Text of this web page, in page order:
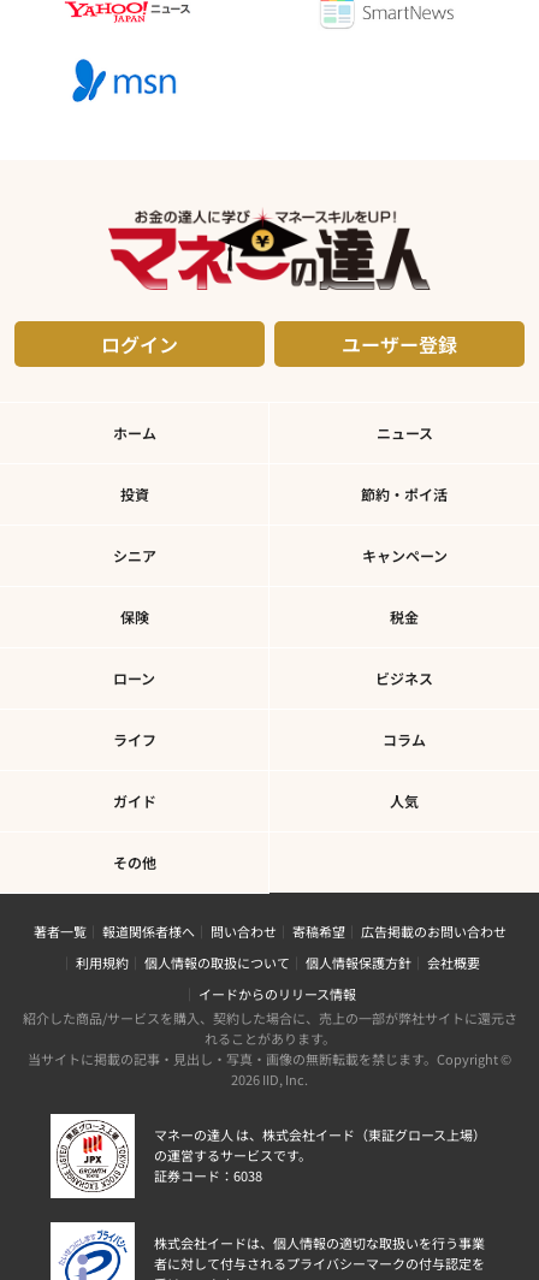
ログイン ユーザー登録
ホーム ニュース
投資 節約・ポイ活
シニア キャンペーン
保険 税金
ローン ビジネス
ライフ コラム
ガイド 人気
その他
著者一覧 報道関係者様へ 問い合わせ 寄稿希望
広告掲載のお問い合わせ
利用規約
個人情報の取扱について 個人情報保護方針
会社概要
イードからのリリース情報
紹介した商品/サービスを購入、契約した場合に、売上の一部が弊社サイトに還元さ
れることがあります。
当サイトに掲載の記事・見出し・写真・画像の無断転載を禁じます。Copyright ©
2026 IID, Inc.
マネーの達人 は、株式会社イード（東証グロース上場）
の運営するサービスです。
証券コード：6038
株式会社イードは、個人情報の適切な取扱いを行う事業
者に対して付与されるプライバシーマークの付与認定を